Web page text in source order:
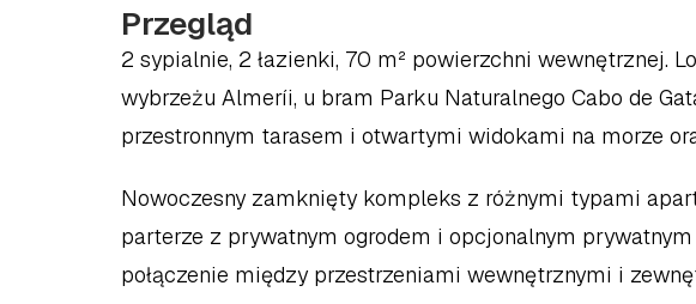
Przegląd
2 sypialnie, 2 łazienki, 70 m² powierzchni wewnętrznej.
wybrzeżu Almeríi, u bram Parku Naturalnego Cabo de
przestronnym tarasem i otwartymi widokami na morze
Nowoczesny zamknięty kompleks z różnymi typami
parterze z prywatnym ogrodem i opcjonalnym
połączenie między przestrzeniami wewnętrznymi i